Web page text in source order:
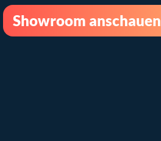
Showroom anschauen